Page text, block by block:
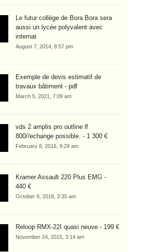
Le futur collège de Bora Bora sera
aussi un lycée polyvalent avec
internat
August 7, 2014, 8:57 pm
Exemple de devis estimatif de
travaux bâtiment - pdf
March 5, 2021, 7:09 am
vds 2 amplis pro outline lf
800//echange possible. - 1 300 €
February 8, 2016, 9:29 am
Kramer Assault 220 Plus EMG -
440 €
October 8, 2018, 3:35 am
Reloop RMX-22I quasi neuve - 199 €
November 24, 2015, 3:14 am